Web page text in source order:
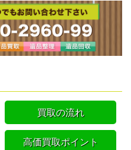
買取の流れ
高価買取ポイント